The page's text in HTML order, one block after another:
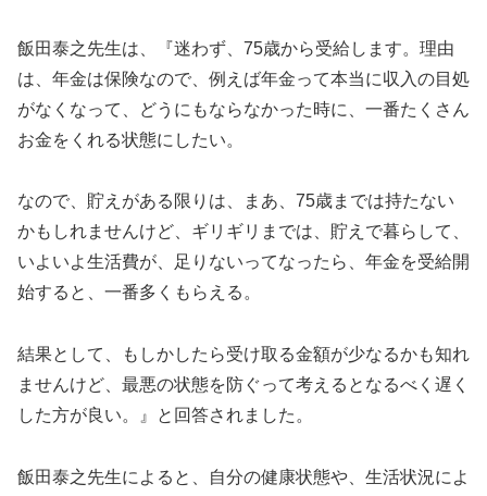
飯田泰之先生は、『迷わず、75歳から受給します。理由
は、年金は保険なので、例えば年金って本当に収入の目処
がなくなって、どうにもならなかった時に、一番たくさん
お金をくれる状態にしたい。
なので、貯えがある限りは、まあ、75歳までは持たない
かもしれませんけど、ギリギリまでは、貯えで暮らして、
いよいよ生活費が、足りないってなったら、年金を受給開
始すると、一番多くもらえる。
結果として、もしかしたら受け取る金額が少なるかも知れ
ませんけど、最悪の状態を防ぐって考えるとなるべく遅く
した方が良い。』と回答されました。
飯田泰之先生によると、自分の健康状態や、生活状況によ